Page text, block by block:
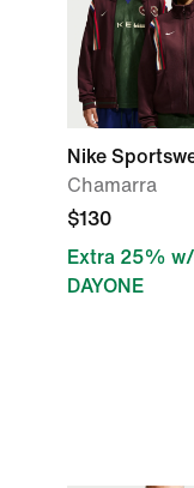
Nike
Chamarra
$130
Extra 25% w/
DAYONE